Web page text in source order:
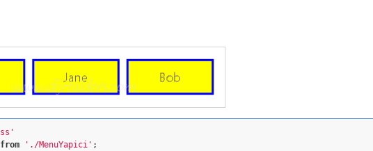
from './MenuYapici' ;